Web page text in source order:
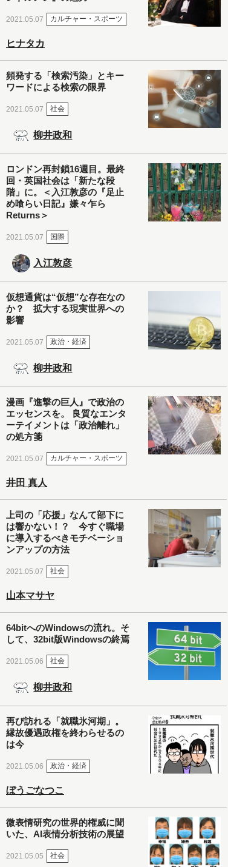
2021.05.07 カルチャー・スポーツ
ヒナタカ
頻発する「検索汚染」とキー
ワードによる検索の限界
2021.05.07 社会
柳井政和
ロンドン再封鎖16週目。最終
回・英国社会は「新たな段
階」に。＜入江敦彦の『足止
め喰らい日記』嫌々乍ら
Returns＞
2021.05.07 国際
入江敦彦
仮想通貨は“仮想”な存在なの
か？ 拡大する現実世界への
影響
2021.05.07 政治・経済
柳井政和
漫画『進撃の巨人』で政治の
エッセンスを。 良質なエンタ
ーテイメントは「政治離れ」
の処方箋
2021.05.07 カルチャー・スポーツ
井田 真人
上司の「応援」なんて部下に
は響かない！？ 今すぐ職場
に導入するべきモチベーショ
ンアップの方法
2021.05.07 社会
山本マサヤ
64bitへのWindowsの流れ。そ
して、32bit版Windowsの終焉
2021.05.06 社会
柳井政和
再び訪れる「就職氷河期」。
縁故優遇政権を終わらせるの
は今
2021.05.06 政治・経済
ぼうごなつこ
微表情研究の世界的権威に聞
いた、AI表情分析技術の展望
2021.05.05 社会